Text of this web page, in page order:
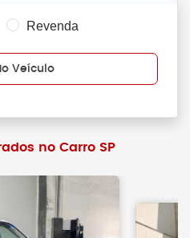
Revenda
Veículo
no Carro SP